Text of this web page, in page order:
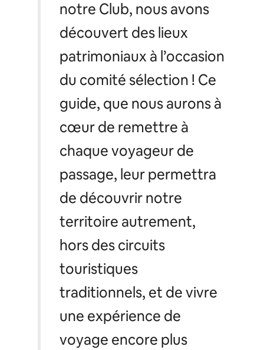
notre Club, nous avons
découvert des lieux
patrimoniaux à l’occasion
du comité sélection ! Ce
guide, que nous aurons à
cœur de remettre à
chaque voyageur de
passage, leur permettra
de découvrir notre
territoire autrement,
hors des circuits
touristiques
traditionnels, et de vivre
une expérience de
voyage encore plus